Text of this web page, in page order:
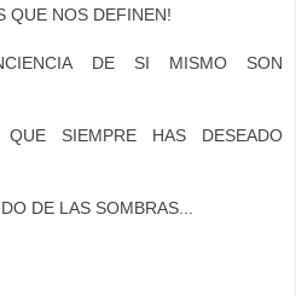
QUE NOS DEFINEN!
DE SI MISMO SON
QUE SIEMPRE HAS DESEADO
DE LAS SOMBRAS...